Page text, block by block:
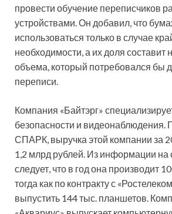
провести обучение переписчиков
устройствами. Он добавил, что
использоваться только в случае
необходимости, а их доля составит
объема, который потребовался бы
переписи.
Компания «Байтэрг»
безопасности и видеонаблюдения.
СПАРК, выручка этой компании за
1,2 млрд рублей. Из информации
следует, что в год она производит
тогда как по контракту с
выпустить 144 тыс. планшетов.